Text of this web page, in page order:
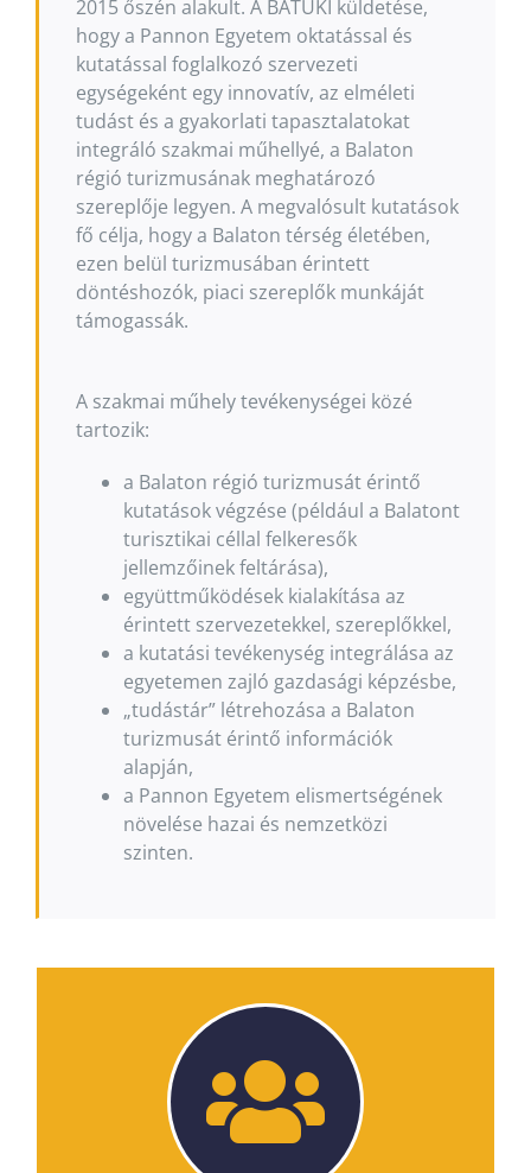
2015 őszén alakult. A BATUKI küldetése,
hogy a Pannon Egyetem oktatással és
kutatással foglalkozó szervezeti
egységeként egy innovatív, az elméleti
tudást és a gyakorlati tapasztalatokat
integráló szakmai műhellyé, a Balaton
régió turizmusának meghatározó
szereplője legyen. A megvalósult kutatások
fő célja, hogy a Balaton térség életében,
ezen belül turizmusában érintett
döntéshozók, piaci szereplők munkáját
támogassák.
A szakmai műhely tevékenységei közé
tartozik:
a Balaton régió turizmusát érintő
kutatások végzése (például a Balatont
turisztikai céllal felkeresők
jellemzőinek feltárása),
együttműködések kialakítása az
érintett szervezetekkel, szereplőkkel,
a kutatási tevékenység integrálása az
egyetemen zajló gazdasági képzésbe,
„tudástár” létrehozása a Balaton
turizmusát érintő információk
alapján,
a Pannon Egyetem elismertségének
növelése hazai és nemzetközi
szinten.